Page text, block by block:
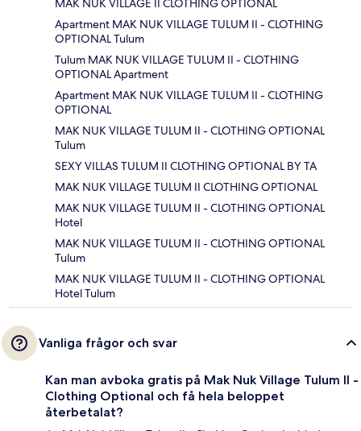
MAK NUK VILLAGE II CLOTHING OPTIONAL
Apartment MAK NUK VILLAGE TULUM II - CLOTHING
OPTIONAL Tulum
Tulum MAK NUK VILLAGE TULUM II - CLOTHING
OPTIONAL Apartment
Apartment MAK NUK VILLAGE TULUM II - CLOTHING
OPTIONAL
MAK NUK VILLAGE TULUM II - CLOTHING OPTIONAL
Tulum
SEXY VILLAS TULUM II CLOTHING OPTIONAL BY TA
MAK NUK VILLAGE TULUM II CLOTHING OPTIONAL
MAK NUK VILLAGE TULUM II - CLOTHING OPTIONAL
Hotel
MAK NUK VILLAGE TULUM II - CLOTHING OPTIONAL
Tulum
MAK NUK VILLAGE TULUM II - CLOTHING OPTIONAL
Hotel Tulum
Vanliga frågor och svar
Kan man avboka gratis på Mak Nuk Village Tulum II -
Clothing Optional och få hela beloppet
återbetalat?